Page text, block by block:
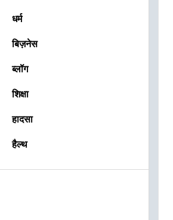
धर्म
बिज़नेस
ब्लॉग
शिक्षा
हादसा
हैल्थ